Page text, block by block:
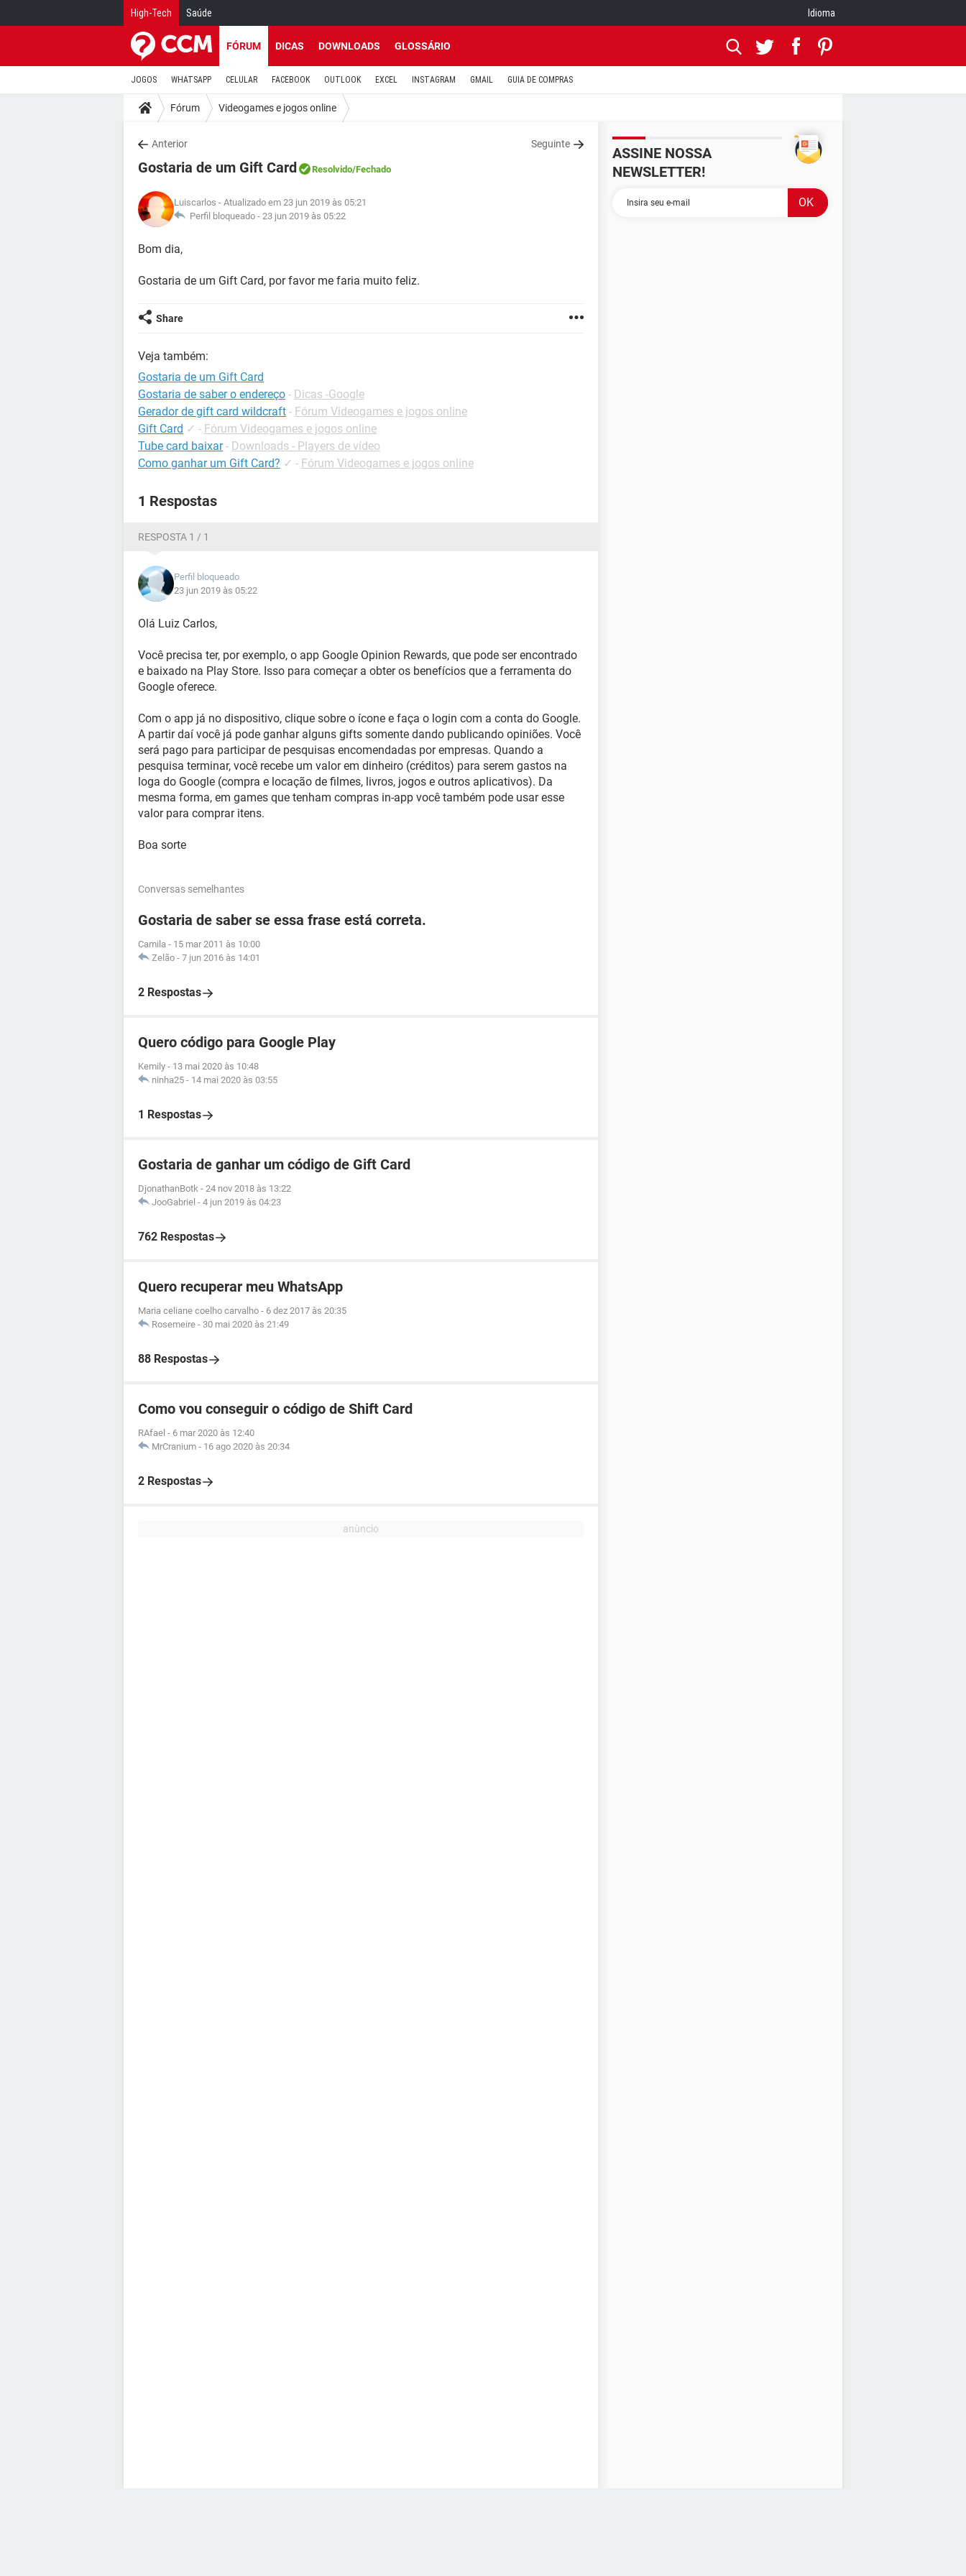
High-Tech Saúde Idioma
FÓRUM DICAS DOWNLOADS GLOSSÁRIO
JOGOS WHATSAPP CELULAR FACEBOOK OUTLOOK EXCEL INSTAGRAM GMAIL GUIA DE COMPRAS
Fórum Videogames e jogos online
Anterior Seguinte
Gostaria de um Gift Card Resolvido/Fechado
Luiscarlos - Atualizado em 23 jun 2019 às 05:21
Perfil bloqueado - 23 jun 2019 às 05:22
Bom dia,
Gostaria de um Gift Card, por favor me faria muito feliz.
Share
Veja também:
Gostaria de um Gift Card
Gostaria de saber o endereço - Dicas -Google
Gerador de gift card wildcraft - Fórum Videogames e jogos online
Gift Card ✓ - Fórum Videogames e jogos online
Tube card baixar - Downloads - Players de vídeo
Como ganhar um Gift Card? ✓ - Fórum Videogames e jogos online
1 Respostas
RESPOSTA 1 / 1
Perfil bloqueado
23 jun 2019 às 05:22
Olá Luiz Carlos,
Você precisa ter, por exemplo, o app Google Opinion Rewards, que pode ser encontrado
e baixado na Play Store. Isso para começar a obter os benefícios que a ferramenta do
Google oferece.
Com o app já no dispositivo, clique sobre o ícone e faça o login com a conta do Google.
A partir daí você já pode ganhar alguns gifts somente dando publicando opiniões. Você
será pago para participar de pesquisas encomendadas por empresas. Quando a
pesquisa terminar, você recebe um valor em dinheiro (créditos) para serem gastos na
loga do Google (compra e locação de filmes, livros, jogos e outros aplicativos). Da
mesma forma, em games que tenham compras in-app você também pode usar esse
valor para comprar itens.
Boa sorte
Conversas semelhantes
Gostaria de saber se essa frase está correta.
Camila - 15 mar 2011 às 10:00
Zelão - 7 jun 2016 às 14:01
2 Respostas
Quero código para Google Play
Kemily - 13 mai 2020 às 10:48
ninha25 - 14 mai 2020 às 03:55
1 Respostas
Gostaria de ganhar um código de Gift Card
DjonathanBotk - 24 nov 2018 às 13:22
JooGabriel - 4 jun 2019 às 04:23
762 Respostas
Quero recuperar meu WhatsApp
Maria celiane coelho carvalho - 6 dez 2017 às 20:35
Rosemeire - 30 mai 2020 às 21:49
88 Respostas
Como vou conseguir o código de Shift Card
RAfael - 6 mar 2020 às 12:40
MrCranium - 16 ago 2020 às 20:34
2 Respostas
ASSINE NOSSA
NEWSLETTER!